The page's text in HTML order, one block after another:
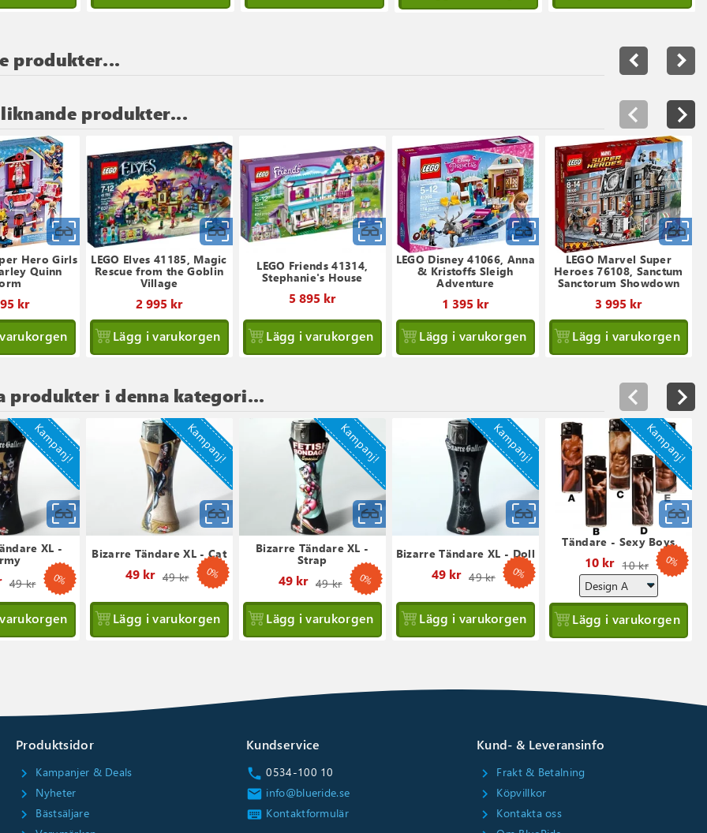
produkter... navigate_before navigate_next
produkter...
Snabbvy
Hero Girls
Quinn
kr
Snabbvy
LEGO Elves 41185, Magic
Rescue from the Goblin
Village
2 995 kr
Lägg i varukorgen
Snabbvy
LEGO Friends 41314,
Stephanie's House
5 895 kr
Lägg i varukorgen
Snabbvy
LEGO Disney 41066, Anna
& Kristoffs Sleigh
Adventure
1 395 kr
Lägg i varukorgen
LEGO Marvel Super
Heroes 76108, Sanctum
Sanctorum Showdown
3 995 kr
Lägg i varukorgen
produkter i denna kategori...
Kampanj!
XL -
49 kr Ordinarie
pris
0%
Kampanj!
Bizarre Tändare XL - Cat
49 kr 49 kr Ordinarie
pris
0%
Lägg i varukorgen
Kampanj!
Bizarre Tändare XL -
Strap
49 kr 49 kr Ordinarie
pris
0%
Lägg i varukorgen
Kampanj!
Snabbvy
Bizarre Tändare XL - Doll
49 kr 49 kr Ordinarie
pris
0%
Lägg i varukorgen
Kampanj!
Tändare - Sexy Boys
10 kr 10 kr
pris
0%
Lägg i varukorgen
Produktsidor
chevron_right
Kampanjer & Deals
chevron_right Nyheter
chevron_right Bästsäljare
Kundservice
call 0534-100 10
email info@blueride.se
keyboard Kontaktformulär
Kund- & Leveransinfo
chevron_right
Frakt & Betalning
chevron_right Köpvillkor
chevron_right Kontakta oss